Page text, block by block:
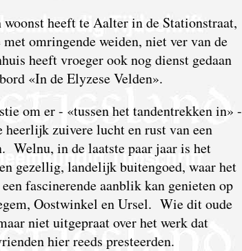
heeft te Aalter in de Stationstraat,
omringende weiden, niet ver van de
heeft vroeger ook nog dienst gedaan
«In de Elyzese Velden».
om er - «tussen het tandentrekken in» -
heerlijk zuivere lucht en rust van een
Welnu, in de laatste paar jaar is het
gezellig, landelijk buitengoed, waar het
fascinerende aanblik kan genieten op
Oostwinkel en Ursel. Wie dit oude
niet uitgepraat over het werk dat
hier reeds presteerden.